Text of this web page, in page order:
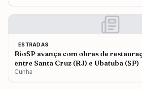
ESTRADAS
RioSP avança com obras de
entre Santa Cruz (RJ) e Ubatuba (SP)
Cunha